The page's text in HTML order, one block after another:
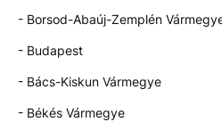
- Borsod-Abaúj-Zemplén
- Budapest
- Bács-Kiskun Vármegye
- Békés Vármegye